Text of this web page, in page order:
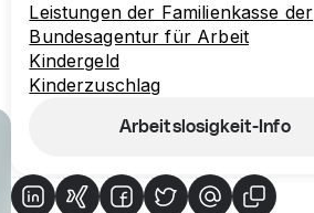
Leistungen der Familienkasse der
Bundesagentur für Arbeit
Kindergeld
Kinderzuschlag
Arbeitslosigkeit-Info